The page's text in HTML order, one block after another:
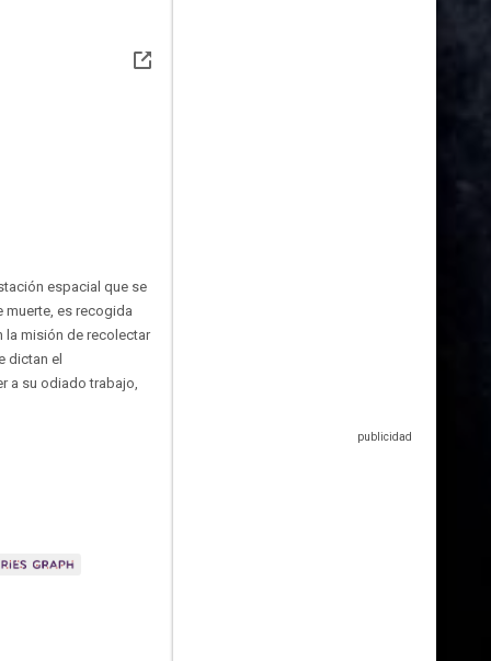
espacial que se
muerte, es recogida
la misión de recolectar
dictan el
a su odiado trabajo,